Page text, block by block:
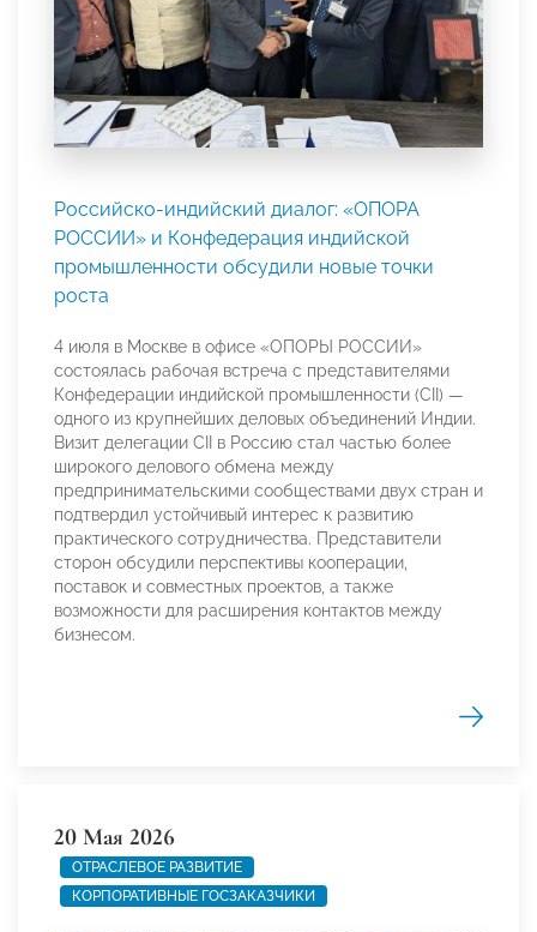
Российско-индийский диалог: «ОПОРА
РОССИИ» и Конфедерация индийской
промышленности обсудили новые точки
роста
4 июля в Москве в офисе «ОПОРЫ РОССИИ»
состоялась рабочая встреча с представителями
Конфедерации индийской промышленности (CII) —
одного из крупнейших деловых объединений Индии.
Визит делегации CII в Россию стал частью более
широкого делового обмена между
предпринимательскими сообществами двух стран и
подтвердил устойчивый интерес к развитию
практического сотрудничества. Представители
сторон обсудили перспективы кооперации,
поставок и совместных проектов, а также
возможности для расширения контактов между
бизнесом.
20 Мая 2026
ОТРАСЛЕВОЕ РАЗВИТИЕ
КОРПОРАТИВНЫЕ ГОСЗАКАЗЧИКИ